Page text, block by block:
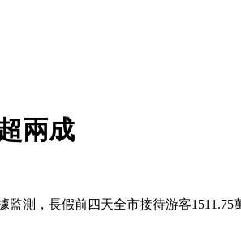
兩成
測，長假前四天全市接待游客1511.75